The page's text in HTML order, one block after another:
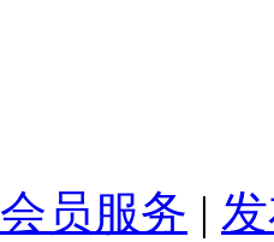
会员服务 |